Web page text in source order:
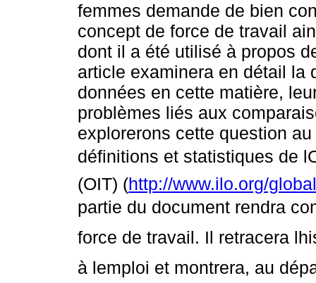
femmes demande de bien
concept de force de travail
dont il a été utilisé à propos
article examinera en détail la
données en cette matière,
problèmes liés aux
explorerons cette question
définitions et statistiques de
(OIT) (http://www.ilo.org/
partie du document rendra
force de travail. Il retracera
à lemploi et montrera, au